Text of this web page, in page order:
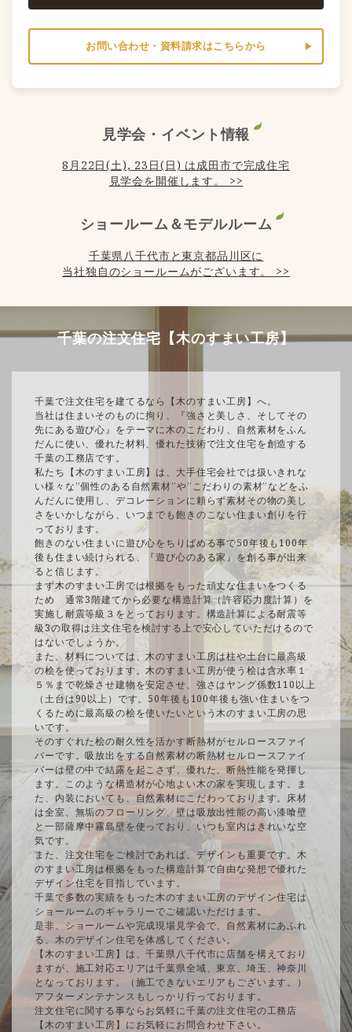
お問い合わせ・資料請求はこちらから
見学会・イベント情報
8月22日(土), 23日(日) は成田市で完成住宅
見学会を開催します。 >>
ショールーム＆モデルルーム
千葉県八千代市と東京都品川区に
当社独自のショールームがございます。 >>
千葉の注文住宅【木のすまい工房】
千葉で注文住宅を建てるなら【木のすまい工房】へ。
当社は住まいそのものに拘り、『強さと美しさ、そしてその
先にある遊び心』をテーマに木のこだわり、自然素材をふん
だんに使い、優れた材料、優れた技術で注文住宅を創造する
千葉の工務店です。
私たち【木のすまい工房】は、大手住宅会社では扱いきれな
い様々な”個性のある自然素材”や”こだわりの素材”などをふ
んだんに使用し、デコレーションに頼らず素材その物の美し
さをいかしながら、いつまでも飽きのこない住まい創りを行
っております。
飽きのない住まいに遊び心をちりばめる事で50年後も100年
後も住まい続けられる、『遊び心のある家』を創る事が出来
ると信じます。
まず木のすまい工房では根拠をもった頑丈な住まいをつくる
ため 通常3階建てから必要な構造計算（許容応力度計算）を
実施し耐震等級３をとっております。構造計算による耐震等
級3の取得は注文住宅を検討する上で安心していただけるので
はないでしょうか。
また、材料については、木のすまい工房は柱や土台に最高級
の桧を使っております。木のすまい工房が使う桧は含水率１
５％まで乾燥させ建物を安定させ、強さはヤング係数110以上
（土台は90以上）です。50年後も100年後も強い住まいをつ
くるために最高級の桧を使いたいという木のすまい工房の思
いです。
そのすぐれた桧の耐久性を活かす断熱材がセルロースファイ
バーです。吸放出をする自然素材の断熱材セルロースファイ
バーは壁の中で結露を起こさず、優れた、断熱性能を発揮し
ます。このような構造材が心地よい木の家を実現します。ま
た、内装においても、自然素材にこだわっております。床材
は全室、無垢のフローリング、壁は吸放出性能の高い漆喰壁
と一部薩摩中霧島壁を使っており、いつも室内はきれいな空
気です。
また、注文住宅をご検討であれば、デザインも重要です。木
のすまい工房は根拠をもった構造計算で自由な発想で優れた
デザイン住宅を目指しています。
千葉で多数の実績をもった木のすまい工房のデザイン住宅は
ショールームのギャラリーでご確認いただけます。
是非、ショールームや完成現場見学会で、自然素材にあふれ
る、木のデザイン住宅を体感してください。
【木のすまい工房】は、千葉県八千代市に店舗を構えており
ますが、施工対応エリアは千葉県全域、東京、埼玉、神奈川
となっております。（施工できないエリアもございます。）
アフターメンテナンスもしっかり行っております。
注文住宅に関する事ならお気軽に千葉の注文住宅の工務店
【木のすまい工房】にお気軽にお問合わせ下さい。